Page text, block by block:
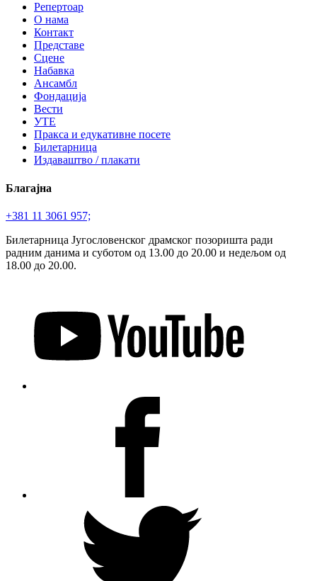
Репертоар
О нама
Контакт
Представе
Сцене
Набавка
Ансамбл
Фондација
Вести
УТЕ
Пракса и едукативне посете
Билетарница
Издаваштво / плакати
Благајна
+381 11 3061 957;
Билетарница Југословенског драмског позоришта ради
радним данима и суботом од 13.00 до 20.00 и недељом од
18.00 до 20.00.